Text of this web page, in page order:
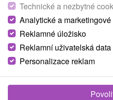
Dovolená v srdci
exkluzivní polohou
lanovky
- Nízke Tatry
Polopenze
Technické a nezbytné
Analytické a
Reklamné úložisko
Reklamní uživatelská data
Personalizace reklam